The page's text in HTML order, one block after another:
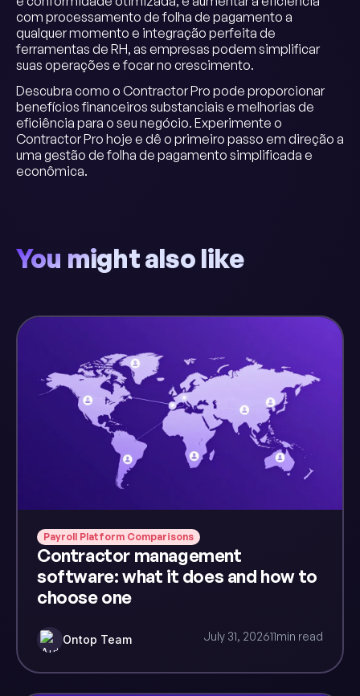
com processamento de folha de pagamento a
qualquer momento e integração perfeita de
ferramentas de RH, as empresas podem simplificar
suas operações e focar no crescimento.
Descubra como o Contractor Pro pode proporcionar
benefícios financeiros substanciais e melhorias de
eficiência para o seu negócio. Experimente o
Contractor Pro hoje e dê o primeiro passo em direção a
uma gestão de folha de pagamento simplificada e
econômica.
You might also like
Payroll Platform Comparisons
Contractor management
software: what it does and how to
choose one
Ontop Team July 31, 202611min read